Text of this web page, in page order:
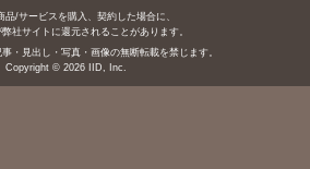
品/サービスを購入、契約した場合に、
社サイトに還元されることがあります。
・見出し・写真・画像の無断転載を禁じます。
Copyright © 2026 IID, Inc.